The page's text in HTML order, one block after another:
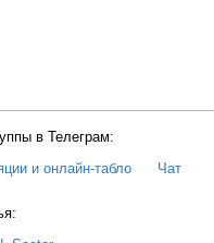
в Телеграм:
и онлайн-табло Чат